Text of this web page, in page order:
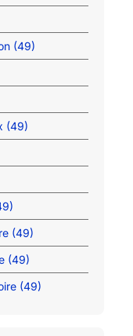
(49)
(49)
(49)
(49)
(49)